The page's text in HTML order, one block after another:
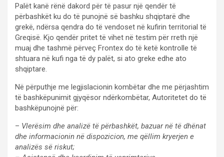
Palët kanë rënë dakord për të pasur një qendër të
përbashkët ku do të punojnë së bashku shqiptarë dhe
grekë, ndërsa qendra do të vendoset në kufirin territorial të
Greqisë. Kjo qendër pritet të vihet në testim për rreth një
muaj dhe tashmë përveç Frontex do të ketë kontrolle të
shtuara në kufi nga të dy palët, si ato greke edhe ato
shqiptare.
Në përputhje me legjislacionin kombëtar dhe me përjashtim
të bashkëpunimit gjyqësor ndërkombëtar, Autoritetet do të
bashkëpunojnë për:
– Vlerësim dhe analizë të përbashkët, bazuar në të dhënat
dhe informacionin në dispozicion, me qëllim kryerjen e
analizës së riskut;